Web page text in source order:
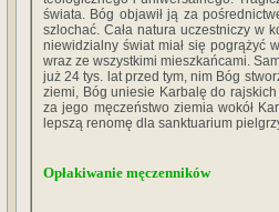
świata. Bóg objawił ją za
szlochać. Cała natura uczestniczy w
niewidzialny świat miał się pogrążyć
wraz ze wszystkimi mieszkańcami.
już 24 tys. lat przed tym, nim Bóg
ziemi, Bóg uniesie Karbalę do
za jego męczeństwo ziemia wokół
lepszą renomę dla sanktuarium
Opłakiwanie męczenników